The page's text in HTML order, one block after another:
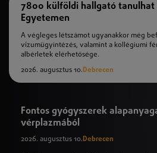
7800 külföldi hallgató tanulhat
Egyetemen
A végleges létszámot ugyanakkor még
vízumügyintézés, valamint a kollégiumi
albérletek elérhetősége.
2026. augusztus 10.Debrecen
Fontos gyógyszerek
vérplazmából
2026. augusztus 10.Debrecen